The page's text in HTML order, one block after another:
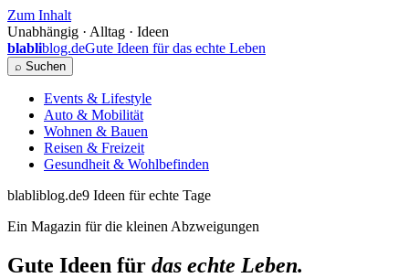
Zum Inhalt
Unabhängig · Alltag · Ideen
blabliblog.deGute Ideen für das echte Leben
⌕ Suchen
Events & Lifestyle
Auto & Mobilität
Wohnen & Bauen
Reisen & Freizeit
Gesundheit & Wohlbefinden
blabliblog.de9 Ideen für echte Tage
Ein Magazin für die kleinen Abzweigungen
Gute Ideen für das echte Leben.